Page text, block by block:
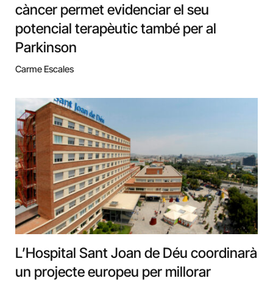
càncer permet evidenciar el seu
potencial terapèutic també per al
Parkinson
Carme Escales
L’Hospital Sant Joan de Déu coordinarà
un projecte europeu per millorar